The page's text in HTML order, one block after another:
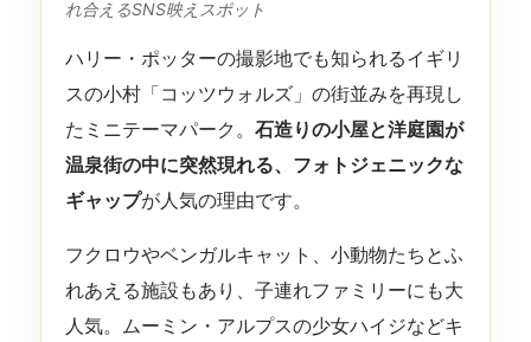
れ合えるSNS映えスポット
ハリー・ポッターの撮影地でも知られるイギリ
スの小村「コッツウォルズ」の街並みを再現し
たミニテーマパーク。 石造りの小屋と洋庭園が
温泉街の中に突然現れる、フォトジェニックな
ギャップが人気の理由です。
フクロウやベンガルキャット、小動物たちとふ
れあえる施設もあり、子連れファミリーにも大
人気。ムーミン・アルプスの少女ハイジなどキ